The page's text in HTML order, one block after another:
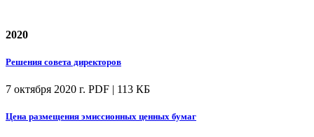
2020
Решения совета директоров
7 октября 2020 г. PDF | 113 КБ
Цена размещения эмиссионных ценных бумаг